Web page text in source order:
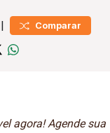
| Comparar
agora! Agende